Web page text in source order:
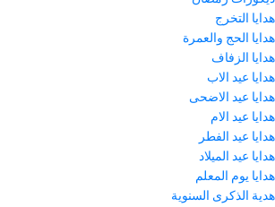
هدايا التخرج
هدايا الحج والعمرة
هدايا الزفاف
هدايا عيد الاب
هدايا عيد الاضحى
هدايا عيد الام
هدايا عيد الفطر
هدايا عيد الميلاد
هدايا يوم المعلم
هدية الذكرى السنوية